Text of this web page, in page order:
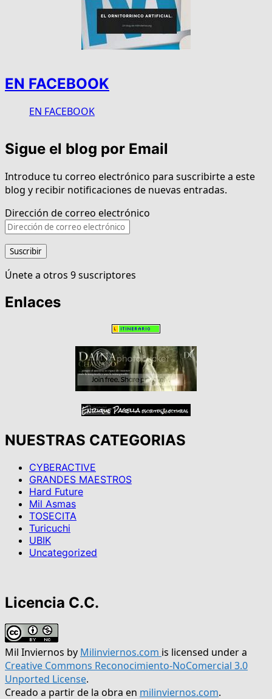
EN FACEBOOK
EN FACEBOOK
Sigue el blog por Email
Introduce tu correo electrónico para suscribirte a este
blog y recibir notificaciones de nuevas entradas.
Dirección de correo electrónico
Suscribir
Únete a otros 9 suscriptores
Enlaces
NUESTRAS CATEGORIAS
CYBERACTIVE
GRANDES MAESTROS
Hard Future
Mil Asmas
TOSECITA
Turicuchi
UBIK
Uncategorized
Licencia C.C.
Mil Inviernos by Milinviernos.com is licensed under a
Creative Commons Reconocimiento-NoComercial 3.0
Unported License.
Creado a partir de la obra en milinviernos.com.